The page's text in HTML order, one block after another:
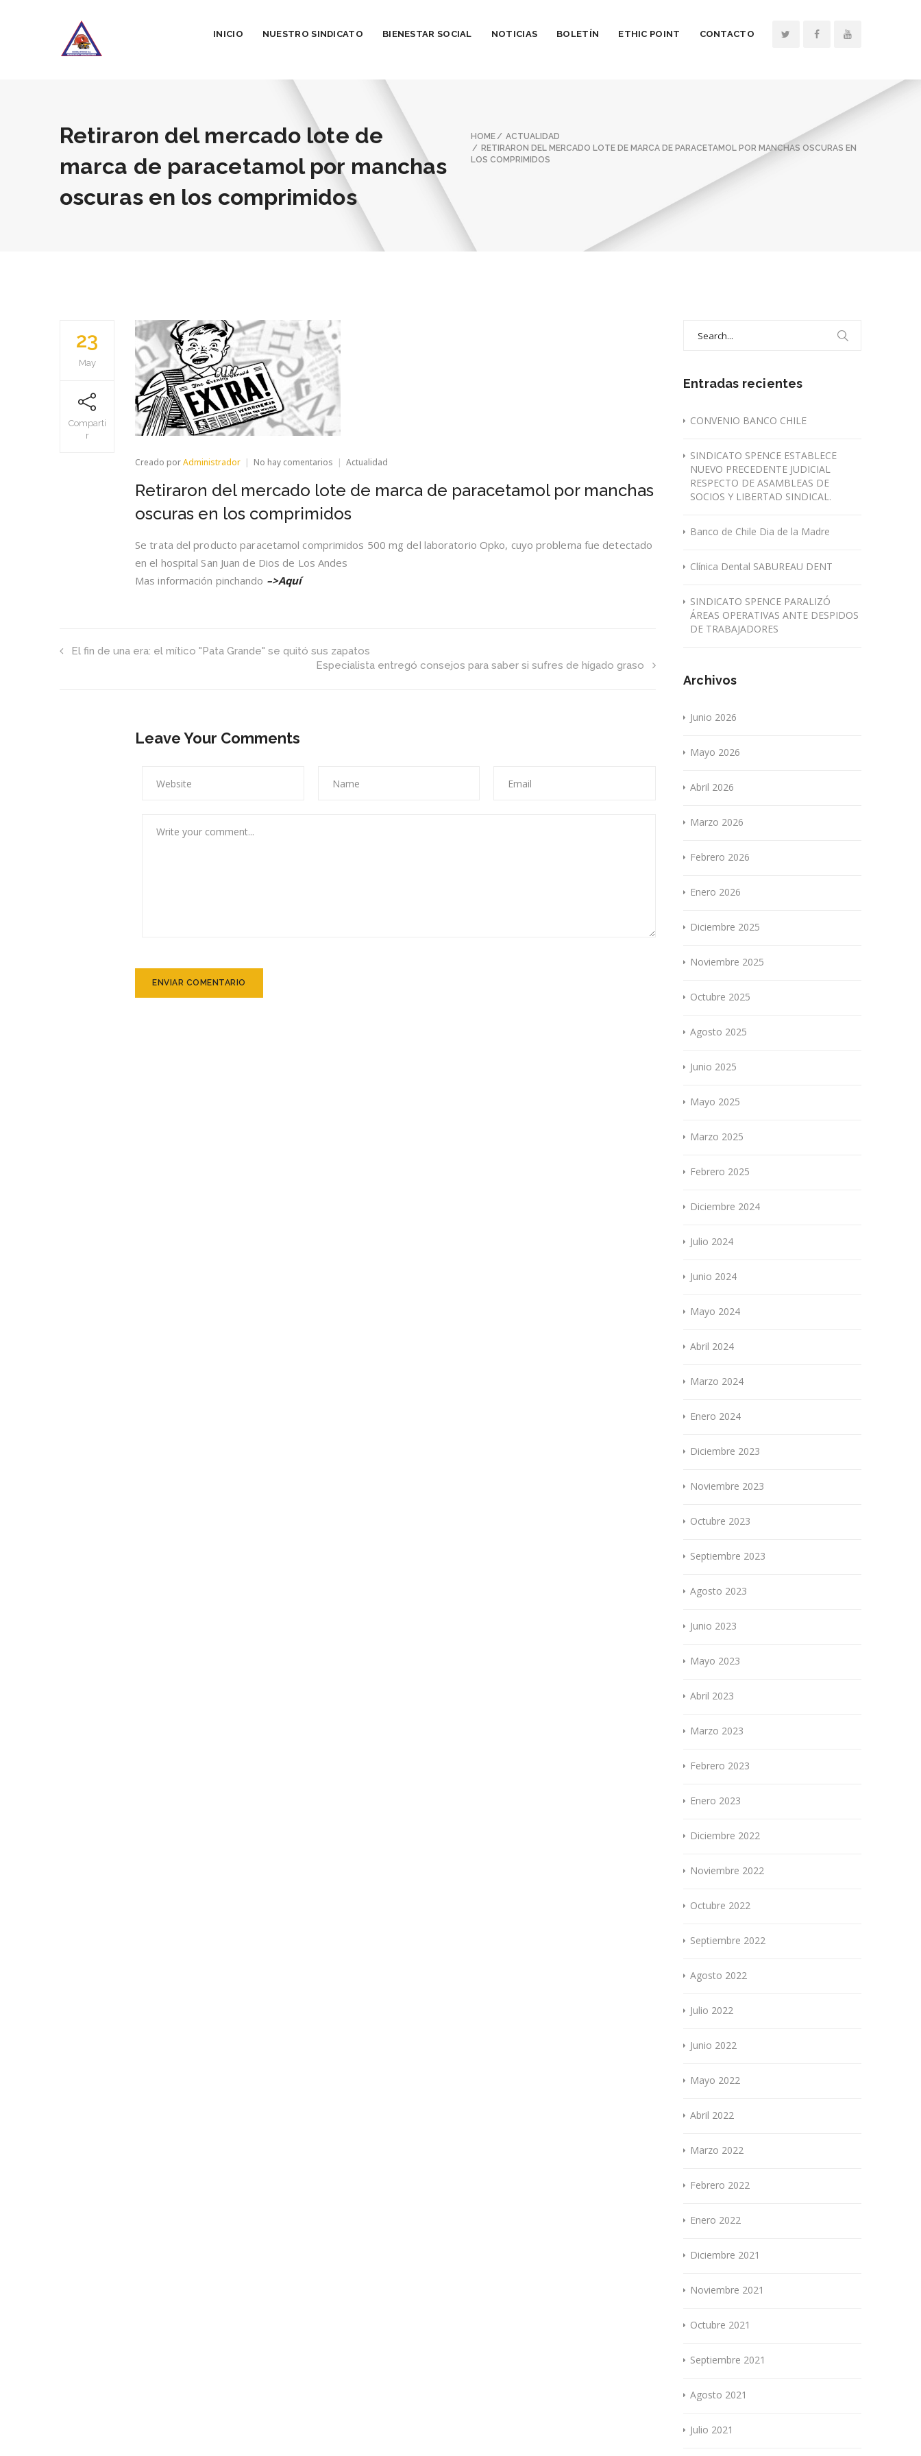
INICIO NUESTRO SINDICATO BIENESTAR SOCIAL NOTICIAS BOLETÍN ETHIC POINT CONTACTO
Retiraron del mercado lote de
marca de paracetamol por manchas
oscuras en los comprimidos
HOME
ACTUALIDAD
RETIRARON DEL MERCADO LOTE DE MARCA DE PARACETAMOL POR MANCHAS OSCURAS EN
LOS COMPRIMIDOS
23
May
Comparti
r
Creado porAdministrador No hay comentarios en
del
mercado
lote
de
de
por
Actualidad
Retiraron del mercado lote de marca de paracetamol por manchas
oscuras en los comprimidos
Se trata del producto paracetamol comprimidos 500 mg del laboratorio Opko, cuyo problema fue detectado
en el hospital San Juan de Dios de Los Andes
Mas información pinchando –>Aquí
El fin de una era: el mítico "Pata Grande" se quitó sus zapatos
Especialista entregó consejos para saber si sufres de hígado graso
Leave Your Comments
Entradas recientes
CONVENIO BANCO CHILE
SINDICATO SPENCE ESTABLECE
NUEVO PRECEDENTE JUDICIAL
RESPECTO DE ASAMBLEAS DE
SOCIOS Y LIBERTAD SINDICAL.
Banco de Chile Dia de la Madre
Clínica Dental SABUREAU DENT
SINDICATO SPENCE PARALIZÓ
ÁREAS OPERATIVAS ANTE DESPIDOS
DE TRABAJADORES
Archivos
Junio 2026
Mayo 2026
Abril 2026
Marzo 2026
Febrero 2026
Enero 2026
Diciembre 2025
Noviembre 2025
Octubre 2025
Agosto 2025
Junio 2025
Mayo 2025
Marzo 2025
Febrero 2025
Diciembre 2024
Julio 2024
Junio 2024
Mayo 2024
Abril 2024
Marzo 2024
Enero 2024
Diciembre 2023
Noviembre 2023
Octubre 2023
Septiembre 2023
Agosto 2023
Junio 2023
Mayo 2023
Abril 2023
Marzo 2023
Febrero 2023
Enero 2023
Diciembre 2022
Noviembre 2022
Octubre 2022
Septiembre 2022
Agosto 2022
Julio 2022
Junio 2022
Mayo 2022
Abril 2022
Marzo 2022
Febrero 2022
Enero 2022
Diciembre 2021
Noviembre 2021
Octubre 2021
Septiembre 2021
Agosto 2021
Julio 2021